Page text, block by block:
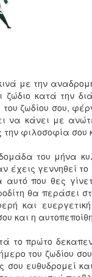
με την
κατά την
ζωδίου σου,
να κάνει με
φιλοσοφία σου
του μήνα
έχεις γεννηθεί
που θες
θα περάσει
και
και η
το πρώτο
του ζωδίου
σου ευθυδρομεί